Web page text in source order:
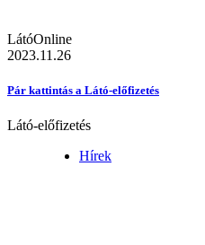
LátóOnline
2023.11.26
Pár kattintás a Látó-előfizetés
Látó-előfizetés
Hírek